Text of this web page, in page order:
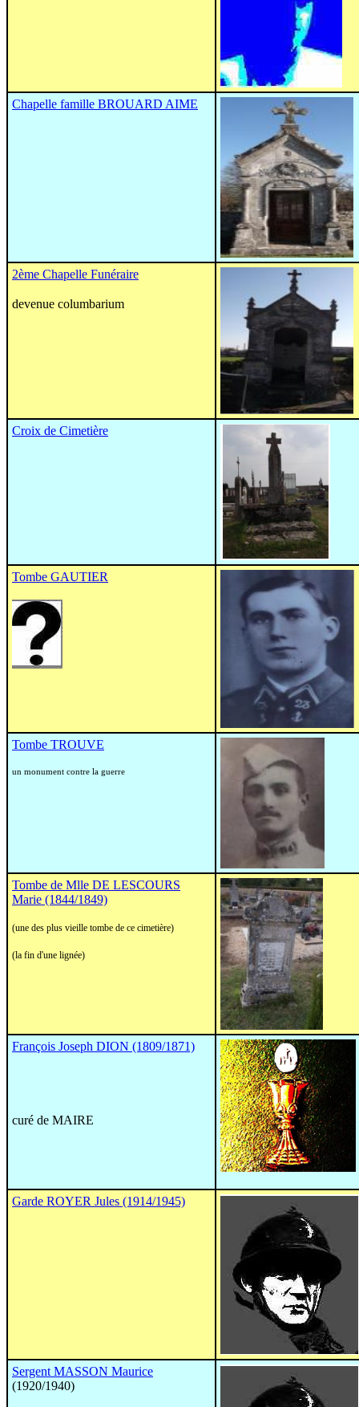
Chapelle famille BROUARD AIME
2ème Chapelle Funéraire
devenue columbarium
Croix de Cimetière
Tombe GAUTIER
Tombe TROUVE
un monument contre la guerre
Tombe de Mlle DE LESCOURS
Marie (1844/1849)
(une des plus vieille tombe de ce cimetière)
(la fin d'une lignée)
François Joseph DION (1809/1871)
curé de MAIRE
Garde ROYER Jules (1914/1945)
Sergent MASSON Maurice
(1920/1940)